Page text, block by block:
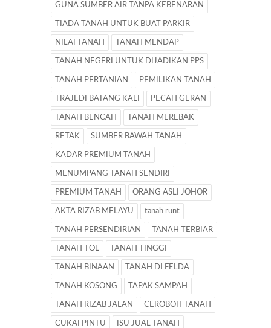
GUNA SUMBER AIR TANPA KEBENARAN
TIADA TANAH UNTUK BUAT PARKIR
NILAI TANAH TANAH MENDAP
TANAH NEGERI UNTUK DIJADIKAN PPS
TANAH PERTANIAN PEMILIKAN TANAH
TRAJEDI BATANG KALI PECAH GERAN
TANAH BENCAH TANAH MEREBAK
RETAK SUMBER BAWAH TANAH
KADAR PREMIUM TANAH
MENUMPANG TANAH SENDIRI
PREMIUM TANAH ORANG ASLI JOHOR
AKTA RIZAB MELAYU tanah runt
TANAH PERSENDIRIAN TANAH TERBIAR
TANAH TOL TANAH TINGGI
TANAH BINAAN TANAH DI FELDA
TANAH KOSONG TAPAK SAMPAH
TANAH RIZAB JALAN CEROBOH TANAH
CUKAI PINTU ISU JUAL TANAH